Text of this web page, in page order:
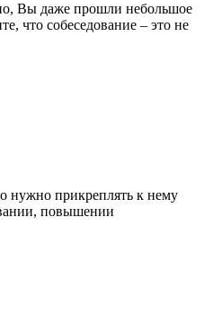
Вы даже прошли небольшое
что собеседование – это не
нужно прикреплять к нему
повышении